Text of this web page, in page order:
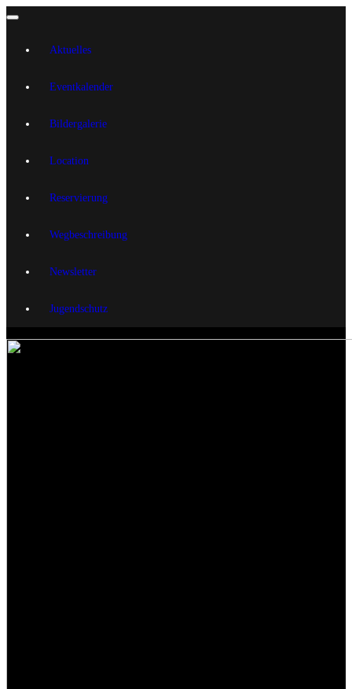
Aktuelles
Eventkalender
Bildergalerie
Location
Reservierung
Wegbeschreibung
Newsletter
Jugendschutz